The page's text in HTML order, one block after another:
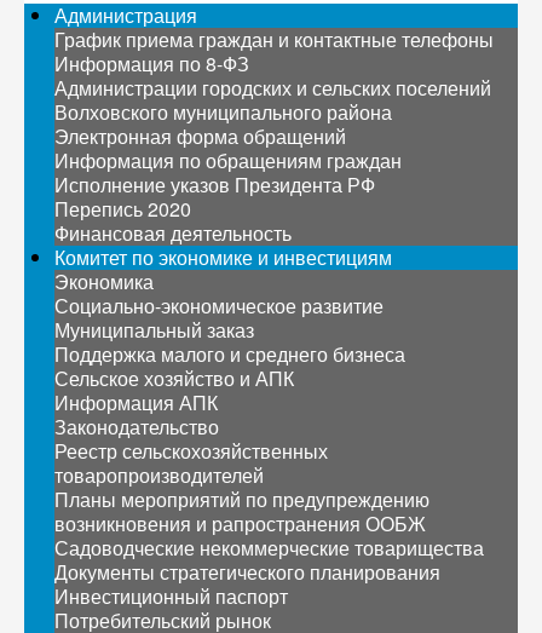
Администрация
График приема граждан и контактные телефоны
Информация по 8-ФЗ
Администрации городских и сельских поселений
Волховского муниципального района
Электронная форма обращений
Информация по обращениям граждан
Исполнение указов Президента РФ
Перепись 2020
Финансовая деятельность
Комитет по экономике и инвестициям
Экономика
Социально-экономическое развитие
Муниципальный заказ
Поддержка малого и среднего бизнеса
Сельское хозяйство и АПК
Информация АПК
Законодательство
Реестр сельскохозяйственных
товаропроизводителей
Планы мероприятий по предупреждению
возникновения и рапространения ООБЖ
Садоводческие некоммерческие товарищества
Документы стратегического планирования
Инвестиционный паспорт
Потребительский рынок